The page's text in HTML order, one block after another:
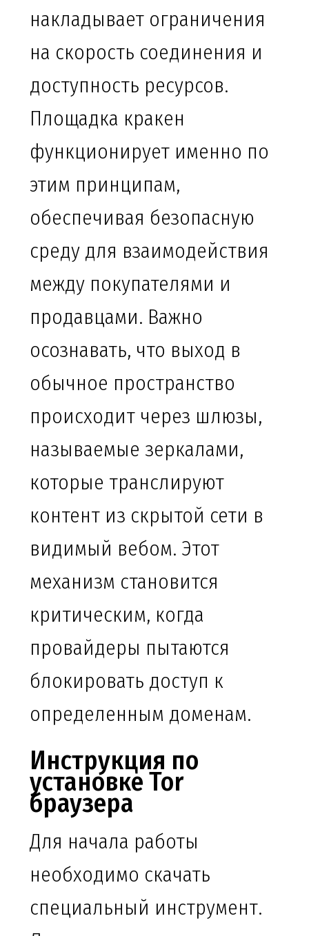
накладывает ограничения
на скорость соединения и
доступность ресурсов.
Площадка кракен
функционирует именно по
этим принципам,
обеспечивая безопасную
среду для взаимодействия
между покупателями и
продавцами. Важно
осознавать, что выход в
обычное пространство
происходит через шлюзы,
называемые зеркалами,
которые транслируют
контент из скрытой сети в
видимый вебом. Этот
механизм становится
критическим, когда
провайдеры пытаются
блокировать доступ к
определенным доменам.
Инструкция по
установке Tor
браузера
Для начала работы
необходимо скачать
специальный инструмент.